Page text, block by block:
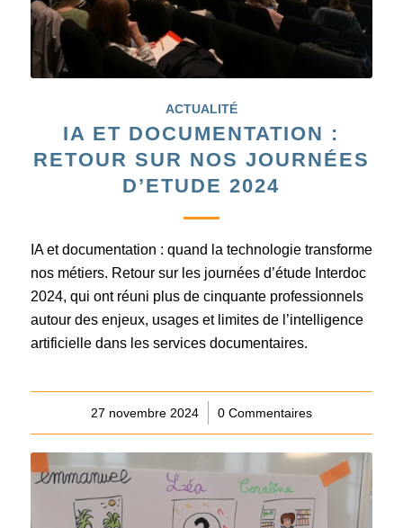
ACTUALITÉ
IA ET DOCUMENTATION :
RETOUR SUR NOS JOURNÉES
D’ETUDE 2024
IA et documentation : quand la technologie transforme
nos métiers. Retour sur les journées d’étude Interdoc
2024, qui ont réuni plus de cinquante professionnels
autour des enjeux, usages et limites de l’intelligence
artificielle dans les services documentaires.
27 novembre 2024
/ 0 Commentaires